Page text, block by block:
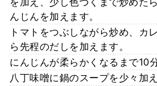
んじんを加えます。
トマトをつぶしながら炒め、カ
ら先程のだしを加えます。
にんじんが柔らかくなるまで10
八丁味噌に鍋のスープを少々加